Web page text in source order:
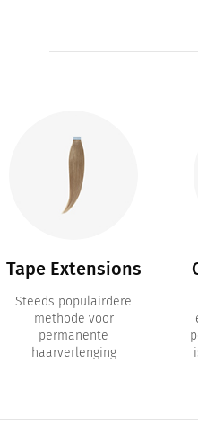
Tape Extensions
Steeds populairdere
methode voor
permanente
haarverlenging